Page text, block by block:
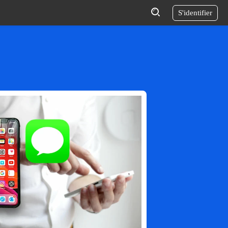
S'identifier